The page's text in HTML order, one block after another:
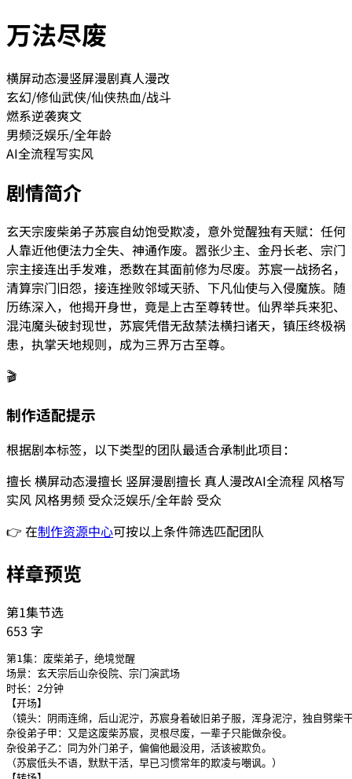
万法尽废
横屏动态漫竖屏漫剧真人漫改
玄幻/修仙武侠/仙侠热血/战斗
燃系逆袭爽文
男频泛娱乐/全年龄
AI全流程写实风
剧情简介
玄天宗废柴弟子苏宸自幼饱受欺凌，意外觉醒独有天赋：任何
人靠近他便法力全失、神通作废。嚣张少主、金丹长老、宗门
宗主接连出手发难，悉数在其面前修为尽废。苏宸一战扬名，
清算宗门旧怨，接连挫败邻域天骄、下凡仙使与入侵魔族。随
历练深入，他揭开身世，竟是上古至尊转世。仙界举兵来犯、
混沌魔头破封现世，苏宸凭借无敌禁法横扫诸天，镇压终极祸
患，执掌天地规则，成为三界万古至尊。
🎬
制作适配提示
根据剧本标签，以下类型的团队最适合承制此项目：
擅长横屏动态漫擅长 竖屏漫剧擅长 真人漫改AI全流程 风格写
实风 风格男频 受众泛娱乐/全年龄 受众
👉 在制作资源中心可按以上条件筛选匹配团队
样章预览
第1集节选
653 字
第1集：废柴弟子，绝境觉醒
场景：玄天宗后山杂役院、宗门演武场
时长：2分钟
【开场】
（镜头：阴雨连绵，后山泥泞，苏宸身着破旧弟子服，浑身泥泞，独自劈
杂役弟子甲：又是这废柴苏宸，灵根尽废，一辈子只能做杂役。
杂役弟子乙：同为外门弟子，偏偏他最没用，活该被欺负。
（苏宸低头不语，默默干活，早已习惯常年的欺凌与嘲讽。）